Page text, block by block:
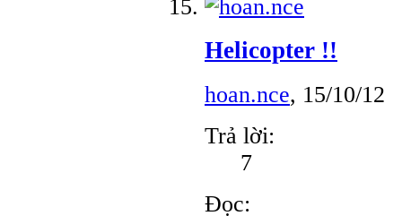
Helicopter !!
hoan.nce, 15/10/12
Trả lời:
7
Đọc: